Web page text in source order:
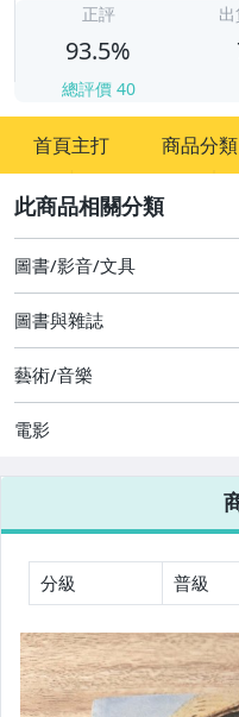
正評
93.5%
總評價 40
首頁主打 商品分類
嬰幼兒與孕婦
圖書/影音/文具
玩具、模型與公仔
男性精品與服飾
女包精品與女鞋
圖書/影音/文具
圖書與雜誌
藝術/音樂
電影
分級 普級